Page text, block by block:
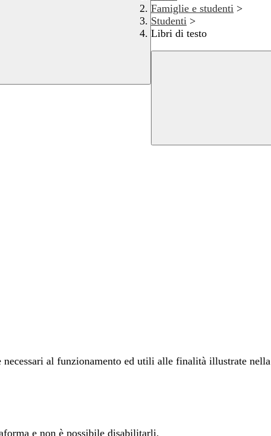
Famiglie e studenti >
Studenti >
Libri di testo
al funzionamento ed utili alle finalità illustrate nella
e non è possibile disabilitarli.